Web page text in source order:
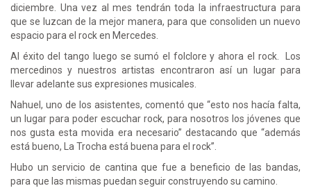
diciembre. Una vez al mes tendrán toda la infraestructura para
que se luzcan de la mejor manera, para que consoliden un nuevo
espacio para el rock en Mercedes.
Al éxito del tango luego se sumó el folclore y ahora el rock. Los
mercedinos y nuestros artistas encontraron así un lugar para
llevar adelante sus expresiones musicales.
Nahuel, uno de los asistentes, comentó que “esto nos hacía falta,
un lugar para poder escuchar rock, para nosotros los jóvenes que
nos gusta esta movida era necesario” destacando que “además
está bueno, La Trocha está buena para el rock”.
Hubo un servicio de cantina que fue a beneficio de las bandas,
para que las mismas puedan seguir construyendo su camino.